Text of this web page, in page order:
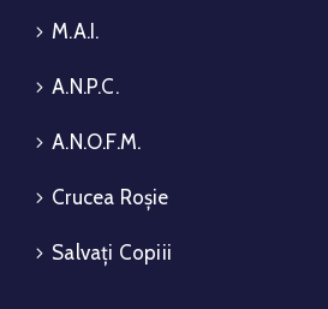
M.A.I.
A.N.P.C.
A.N.O.F.M.
Crucea Roșie
Salvați Copiii